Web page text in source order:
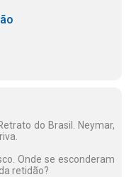
do Brasil. Neymar,
Onde se esconderam
retidão?